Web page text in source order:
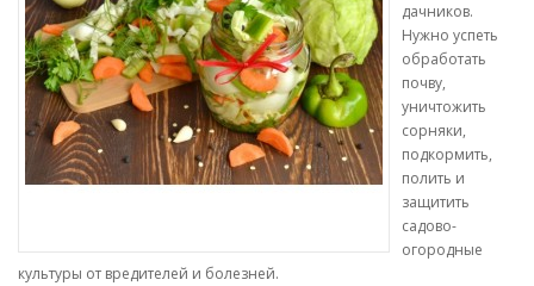
дачников.
Нужно успеть
обработать
почву,
уничтожить
сорняки,
подкормить,
полить и
защитить
садово-
огородные
культуры от вредителей и болезней.